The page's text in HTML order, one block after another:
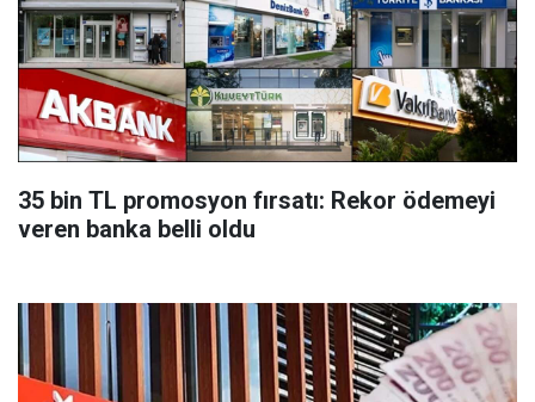
35 bin TL promosyon fırsatı: Rekor ödemeyi
veren banka belli oldu